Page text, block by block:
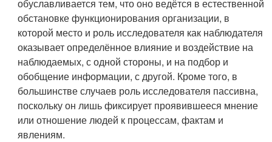
обуславливается тем, что оно ведётся в естественной
обстановке функционирования организации, в
которой место и роль исследователя как наблюдателя
оказывает определённое влияние и воздействие на
наблюдаемых, с одной стороны, и на подбор и
обобщение информации, с другой. Кроме того, в
большинстве случаев роль исследователя пассивна,
поскольку он лишь фиксирует проявившееся мнение
или отношение людей к процессам, фактам и
явлениям.